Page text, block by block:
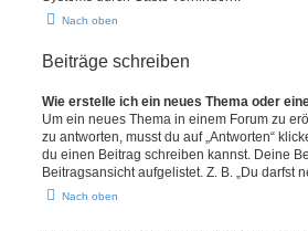
Nach oben
Beiträge schreiben
Wie erstelle ich ein neues Thema oder
Um ein neues Thema in einem Forum zu
zu antworten, musst du auf „Antworten“
du einen Beitrag schreiben kannst. Deine
Beitragsansicht aufgelistet. Z. B. „Du darfst
Nach oben